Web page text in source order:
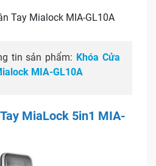
Tay Mialock MIA-GL10A
tin sản phẩm: Khóa Cửa
MIA-GL10A
MiaLock 5in1 MIA-